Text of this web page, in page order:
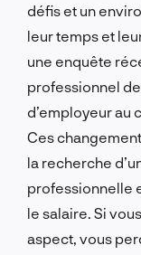
défis et un
leur temps et
une enquête
professionnel
d’employeur au
Ces
la recherche
professionnelle
le salaire. Si
aspect, vous